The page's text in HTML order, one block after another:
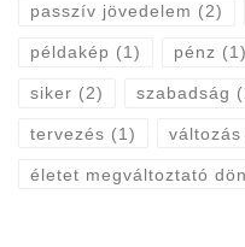
passzív jövedelem (2)
példakép (1) pénz (1)
siker (2) szabadság
tervezés (1) változás
életet megváltoztató